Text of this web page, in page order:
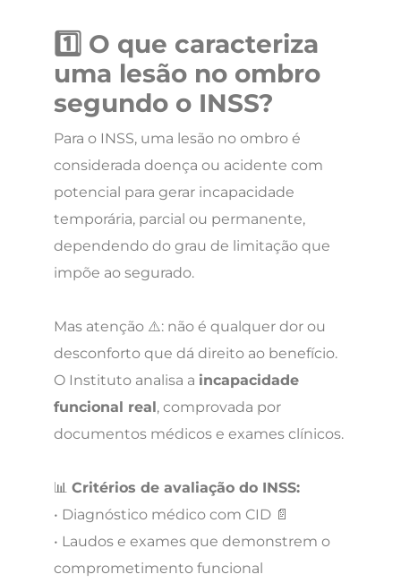
1️⃣ O que caracteriza
uma lesão no ombro
segundo o INSS?
Para o INSS, uma lesão no ombro é
considerada doença ou acidente com
potencial para gerar incapacidade
temporária, parcial ou permanente,
dependendo do grau de limitação que
impõe ao segurado.
Mas atenção ⚠️: não é qualquer dor ou
desconforto que dá direito ao benefício.
O Instituto analisa a incapacidade
funcional real, comprovada por
documentos médicos e exames clínicos.
📊 Critérios de avaliação do INSS:
• Diagnóstico médico com CID 📄
• Laudos e exames que demonstrem o
comprometimento funcional